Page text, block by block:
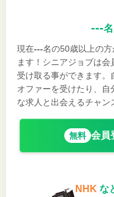
---
現在---名の50歳以上の
ます！シニアジョブは
受け取る事ができます。
オファーを受けたり、自
な求人と出会えるチャン
無料 会員
NHK な